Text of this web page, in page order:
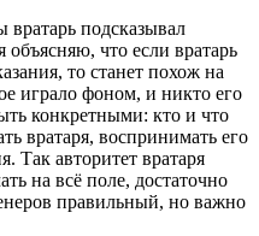
вратарь подсказывал
что если вратарь
то станет похож на
играло фоном, и никто его
конкретными: кто и что
вратаря, воспринимать его
Так авторитет вратаря
на всё поле, достаточно
правильный, но важно